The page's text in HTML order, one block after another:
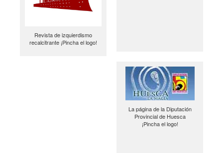
Revista de izquierdismo
recalcitrante ¡Pincha el logo!
La página de la Diputación
Provincial de Huesca
¡Pincha el logo!